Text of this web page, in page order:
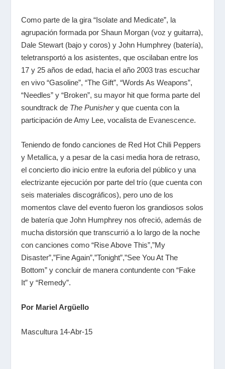
Como parte de la gira “Isolate and Medicate”, la
agrupación formada por Shaun Morgan (voz y guitarra),
Dale Stewart (bajo y coros) y John Humphrey (batería),
teletransportó a los asistentes, que oscilaban entre los
17 y 25 años de edad, hacia el año 2003 tras escuchar
en vivo “Gasoline”, “The Gift”, “Words As Weapons”,
“Needles” y “Broken”, su mayor hit que forma parte del
soundtrack de The Punishery que cuenta con la
participación de Amy Lee, vocalista de Evanescence.
Teniendo de fondo canciones de Red Hot Chili Peppers
y Metallica, y a pesar de la casi media hora de retraso,
el concierto dio inicio entre la euforia del público y una
electrizante ejecución por parte del trío (que cuenta con
seis materiales discográficos), pero uno de los
momentos clave del evento fueron los grandiosos solos
de batería que John Humphrey nos ofreció, además de
mucha distorsión que transcurrió a lo largo de la noche
con canciones como “Rise Above This”,”My
Disaster”,”Fine Again”,”Tonight”,”See You At The
Bottom” y concluir de manera contundente con “Fake
It” y “Remedy”.
Por Mariel Argüello
Mascultura 14-Abr-15